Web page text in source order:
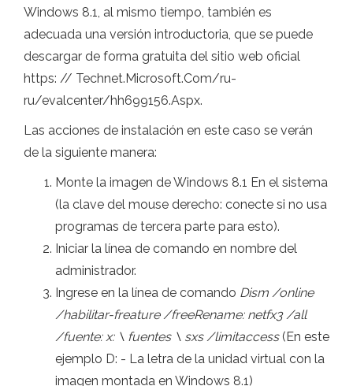
Windows 8.1, al mismo tiempo, también es
adecuada una versión introductoria, que se puede
descargar de forma gratuita del sitio web oficial
https: // Technet.Microsoft.Com/ru-
ru/evalcenter/hh699156.Aspx.
Las acciones de instalación en este caso se verán
de la siguiente manera:
Monte la imagen de Windows 8.1 En el sistema
(la clave del mouse derecho: conecte si no usa
programas de tercera parte para esto).
Iniciar la línea de comando en nombre del
administrador.
Ingrese en la línea de comando Dism /online
/habilitar-freature /freeRename: netfx3 /all
/fuente: x: \ fuentes \ sxs /limitaccess(En este
ejemplo D: - La letra de la unidad virtual con la
imagen montada en Windows 8.1)